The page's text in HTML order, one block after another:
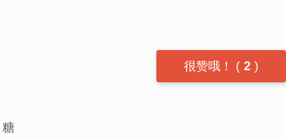
很赞哦！ ( 2 )
糖